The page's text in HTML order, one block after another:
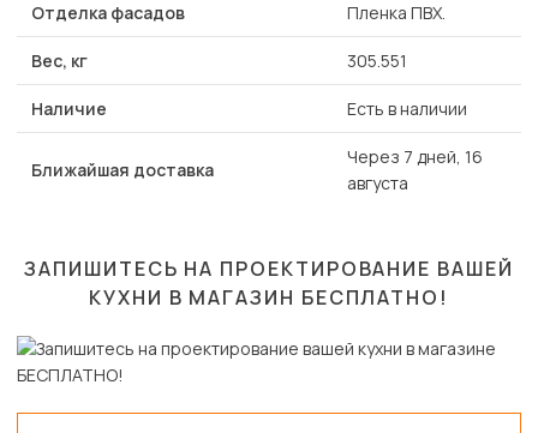
Отделка фасадов Пленка ПВХ.
Вес, кг 305.551
Наличие Есть в наличии
Ближайшая доставка
Через 7 дней, 16
августа
ЗАПИШИТЕСЬ НА ПРОЕКТИРОВАНИЕ ВАШЕЙ
КУХНИ В МАГАЗИН БЕСПЛАТНО!